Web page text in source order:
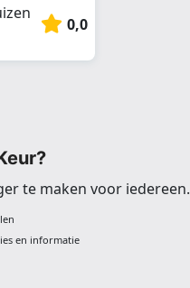
0,0
te maken voor iedereen.
en informatie